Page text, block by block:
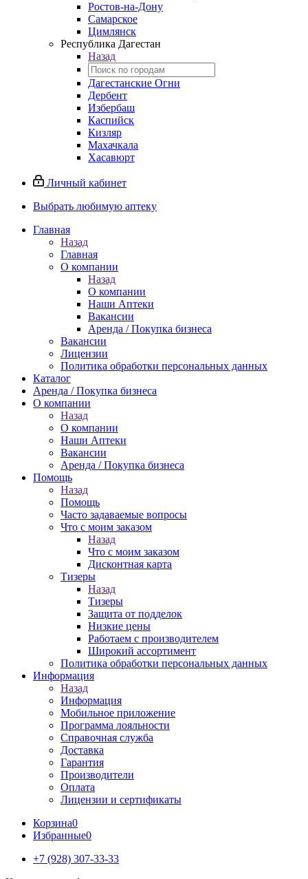
Ростов-на-Дону
Самарское
Цимлянск
Республика Дагестан
Назад
Дагестанские Огни
Дербент
Избербаш
Каспийск
Кизляр
Махачкала
Хасавюрт
Личный кабинет
Выбрать любимую аптеку
Главная
Назад
Главная
О компании
Назад
О компании
Наши Аптеки
Вакансии
Аренда / Покупка бизнеса
Вакансии
Лицензии
Политика обработки персональных данных
Каталог
Аренда / Покупка бизнеса
О компании
Назад
О компании
Наши Аптеки
Вакансии
Аренда / Покупка бизнеса
Помощь
Назад
Помощь
Часто задаваемые вопросы
Что с моим заказом
Назад
Что с моим заказом
Дисконтная карта
Тизеры
Назад
Тизеры
Защита от подделок
Низкие цены
Работаем с производителем
Широкий ассортимент
Политика обработки персональных данных
Информация
Назад
Информация
Мобильное приложение
Программа лояльности
Справочная служба
Доставка
Гарантия
Производители
Оплата
Лицензии и сертификаты
Корзина0
Избранные0
+7 (928) 307-33-33